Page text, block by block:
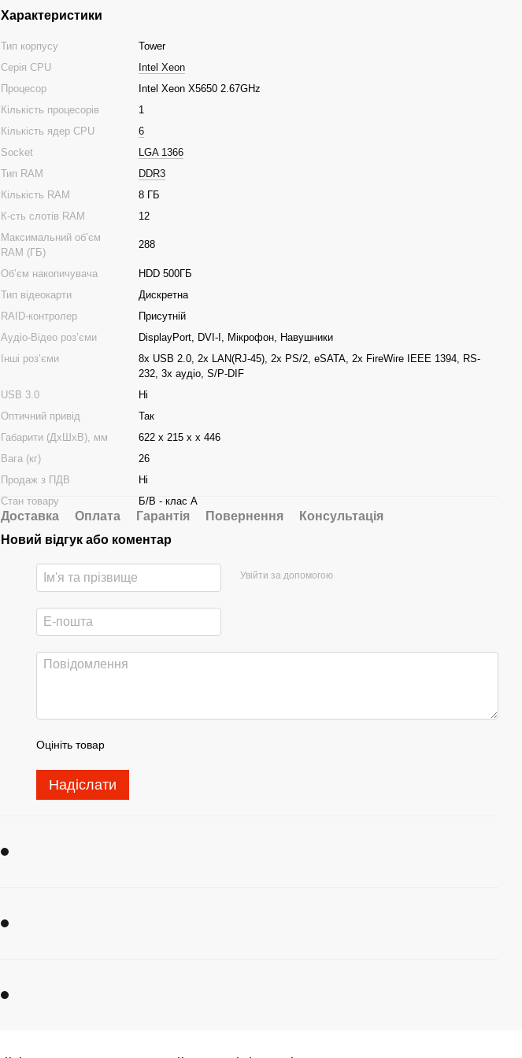
Характеристики
Тип корпусу
Tower
Серія CPU
Intel Xeon
Процесор
Intel Xeon X5650 2.67GHz
Кількість процесорів
1
Кількість ядер CPU
6
Socket
LGA 1366
Тип RAM
DDR3
Кількість RAM
8 ГБ
К-сть слотів RAM
12
Максимальний об’єм
RAM (ГБ)
288
Об’єм накопичувача
HDD 500ГБ
Тип відеокарти
Дискретна
RAID-контролер
Присутній
Аудіо-Відео роз’єми
DisplayPort, DVI-I, Мікрофон, Навушники
Інші роз’єми
8x USB 2.0, 2x LAN(RJ-45), 2x PS/2, eSATA, 2x FireWire IEEE 1394, RS-
232, 3x аудіо, S/P-DIF
USB 3.0
Ні
Оптичний привід
Так
Габарити (ДхШхВ), мм
622 x 215 x x 446
Вага (кг)
26
Продаж з ПДВ
Ні
Стан товару
Б/В - клас А
Доставка Оплата Гарантія Повернення
Консультація
Новий відгук або коментар
Увійти за допомогою
Оцініть товар
Надіслати